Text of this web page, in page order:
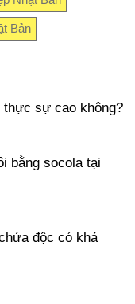
Bản
sự cao không?
bằng socola tại
độc có khả